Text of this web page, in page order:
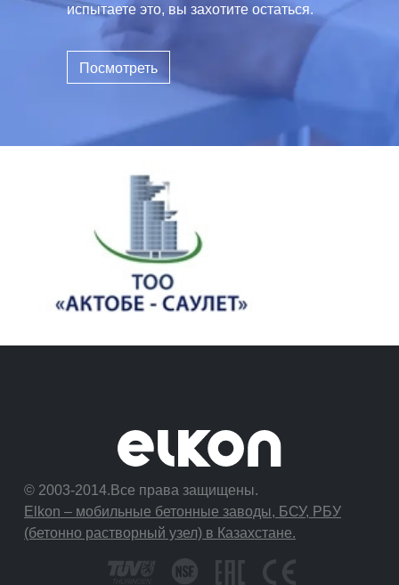
испытаете это, вы захотите остаться.
Посмотреть
© 2003-2014.Все права защищены.
Elkon – мобильные бетонные заводы, БСУ, РБУ
(бетонно растворный узел) в Казахстане.